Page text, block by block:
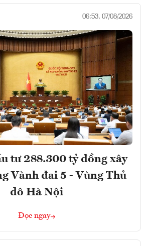
06:53, 07/08/2026
tư 288.300 tỷ đồng xây
Vành đai 5 - Vùng Thủ
đô Hà Nội
Đọc ngay